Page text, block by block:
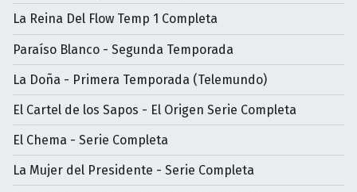
La Reina Del Flow Temp 1 Completa
Paraíso Blanco - Segunda Temporada
La Doña - Primera Temporada (Telemundo)
El Cartel de los Sapos - El Origen Serie Completa
El Chema - Serie Completa
La Mujer del Presidente - Serie Completa